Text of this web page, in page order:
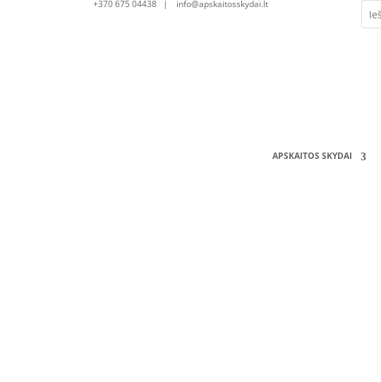
+370 675 04438 | info@apskaitosskydai.lt
APSKAITOS SKYDAI